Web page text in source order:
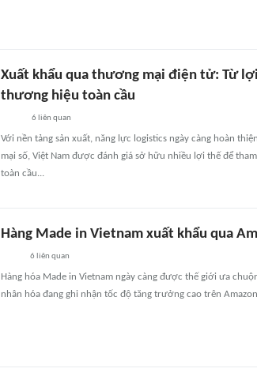
Xuất khẩu qua thương mại điện tử: Từ
thương hiệu toàn cầu
6 liên quan
Với nền tảng sản xuất, năng lực logistics ngày càng hoàn
mại số, Việt Nam được đánh giá sở hữu nhiều lợi thế để
toàn cầu...
Hàng Made in Vietnam xuất khẩu qua
6 liên quan
Hàng hóa Made in Vietnam ngày càng được thế giới ưa
nhân hóa đang ghi nhận tốc độ tăng trưởng cao trên